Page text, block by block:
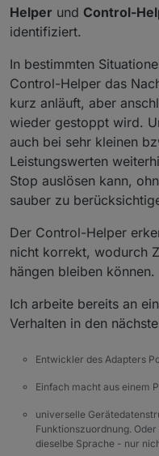
Helper und Control-
identifiziert.
In bestimmten
Control-Helper das
kurz anläuft, aber
wieder gestoppt wird.
auch bei sehr kleinen
Leistungswerten
Stop auslösen kann,
sauber zu
Der Control-Helper
nicht korrekt, wodurch
hängen bleiben können.
Ich arbeite bereits an
Verhalten in den
Entwickler des Adapters
Einfach macht aus einem
universelle
Funktionszuordnung.
dieselbe Sprache - nur